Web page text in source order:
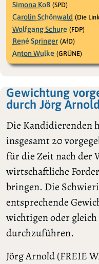
Simona Koß (SPD)
Carolin Schönwald (Die
Wolfgang Schure (FDP)
René Springer (AfD)
Anton Wulke (GRÜNE)
Gewichtung
durch Jörg Arnold
Die Kandidierenden
insgesamt 20
für die Zeit nach der
wirtschaftliche
bringen. Die
entsprechende
wichtigen oder
durchzuführen.
Jörg Arnold (FREIE